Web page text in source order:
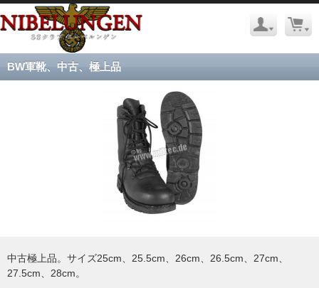
BW軍靴、中古、極上品
中古極上品。サイズ25cm、25.5cm、26cm、26.5cm、27cm、
27.5cm、28cm。